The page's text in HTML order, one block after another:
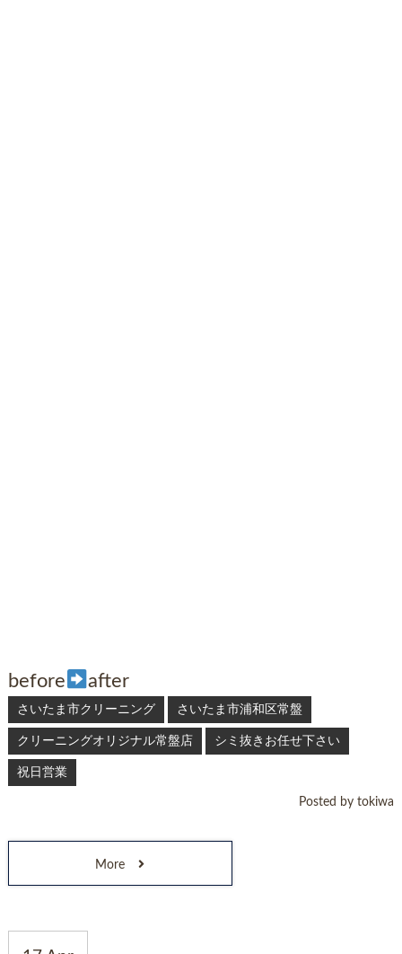
before after
さいたま市クリーニング さいたま市浦和区常盤
クリーニングオリジナル常盤店 シミ抜きお任せ下さい
祝日営業
Posted by tokiwa
More